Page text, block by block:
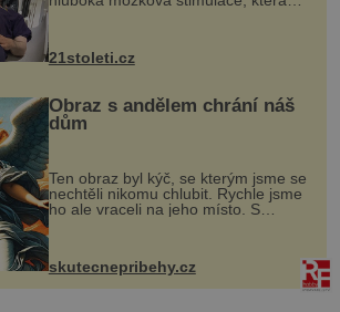
však vyžaduje vysoce invazivní
k dostatečně přesnému zacílení ...
21stoleti.cz
Obraz s andělem chrání náš
dům
Ten obraz byl kýč, se kterým jsme se
nechtěli nikomu chlubit. Rychle jsme
ho ale vraceli na jeho místo. S
manželem Vaškem jsme si pořídili
chaloupku, takový domek na severu
Čech, kde jsme si naplánova...
skutecnepribehy.cz